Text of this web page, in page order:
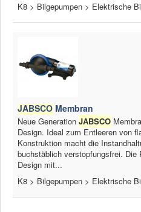
K8 > Bilgepumpen > Elektrische
JABSCO Membran
Neue Generation JABSCO
Design. Ideal zum Entleeren von
Konstruktion macht die
buchstäblich verstopfungsfrei. Die
Design mit...
K8 > Bilgepumpen > Elektrische